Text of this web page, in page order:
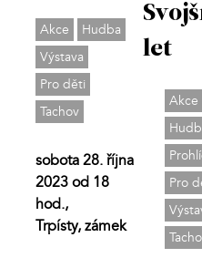
Akce
Hudba
Výstava
Pro děti
Tachov
sobota 28. října
2023 od 18
hod.,
Trpísty, zámek
let
Akce
Pro